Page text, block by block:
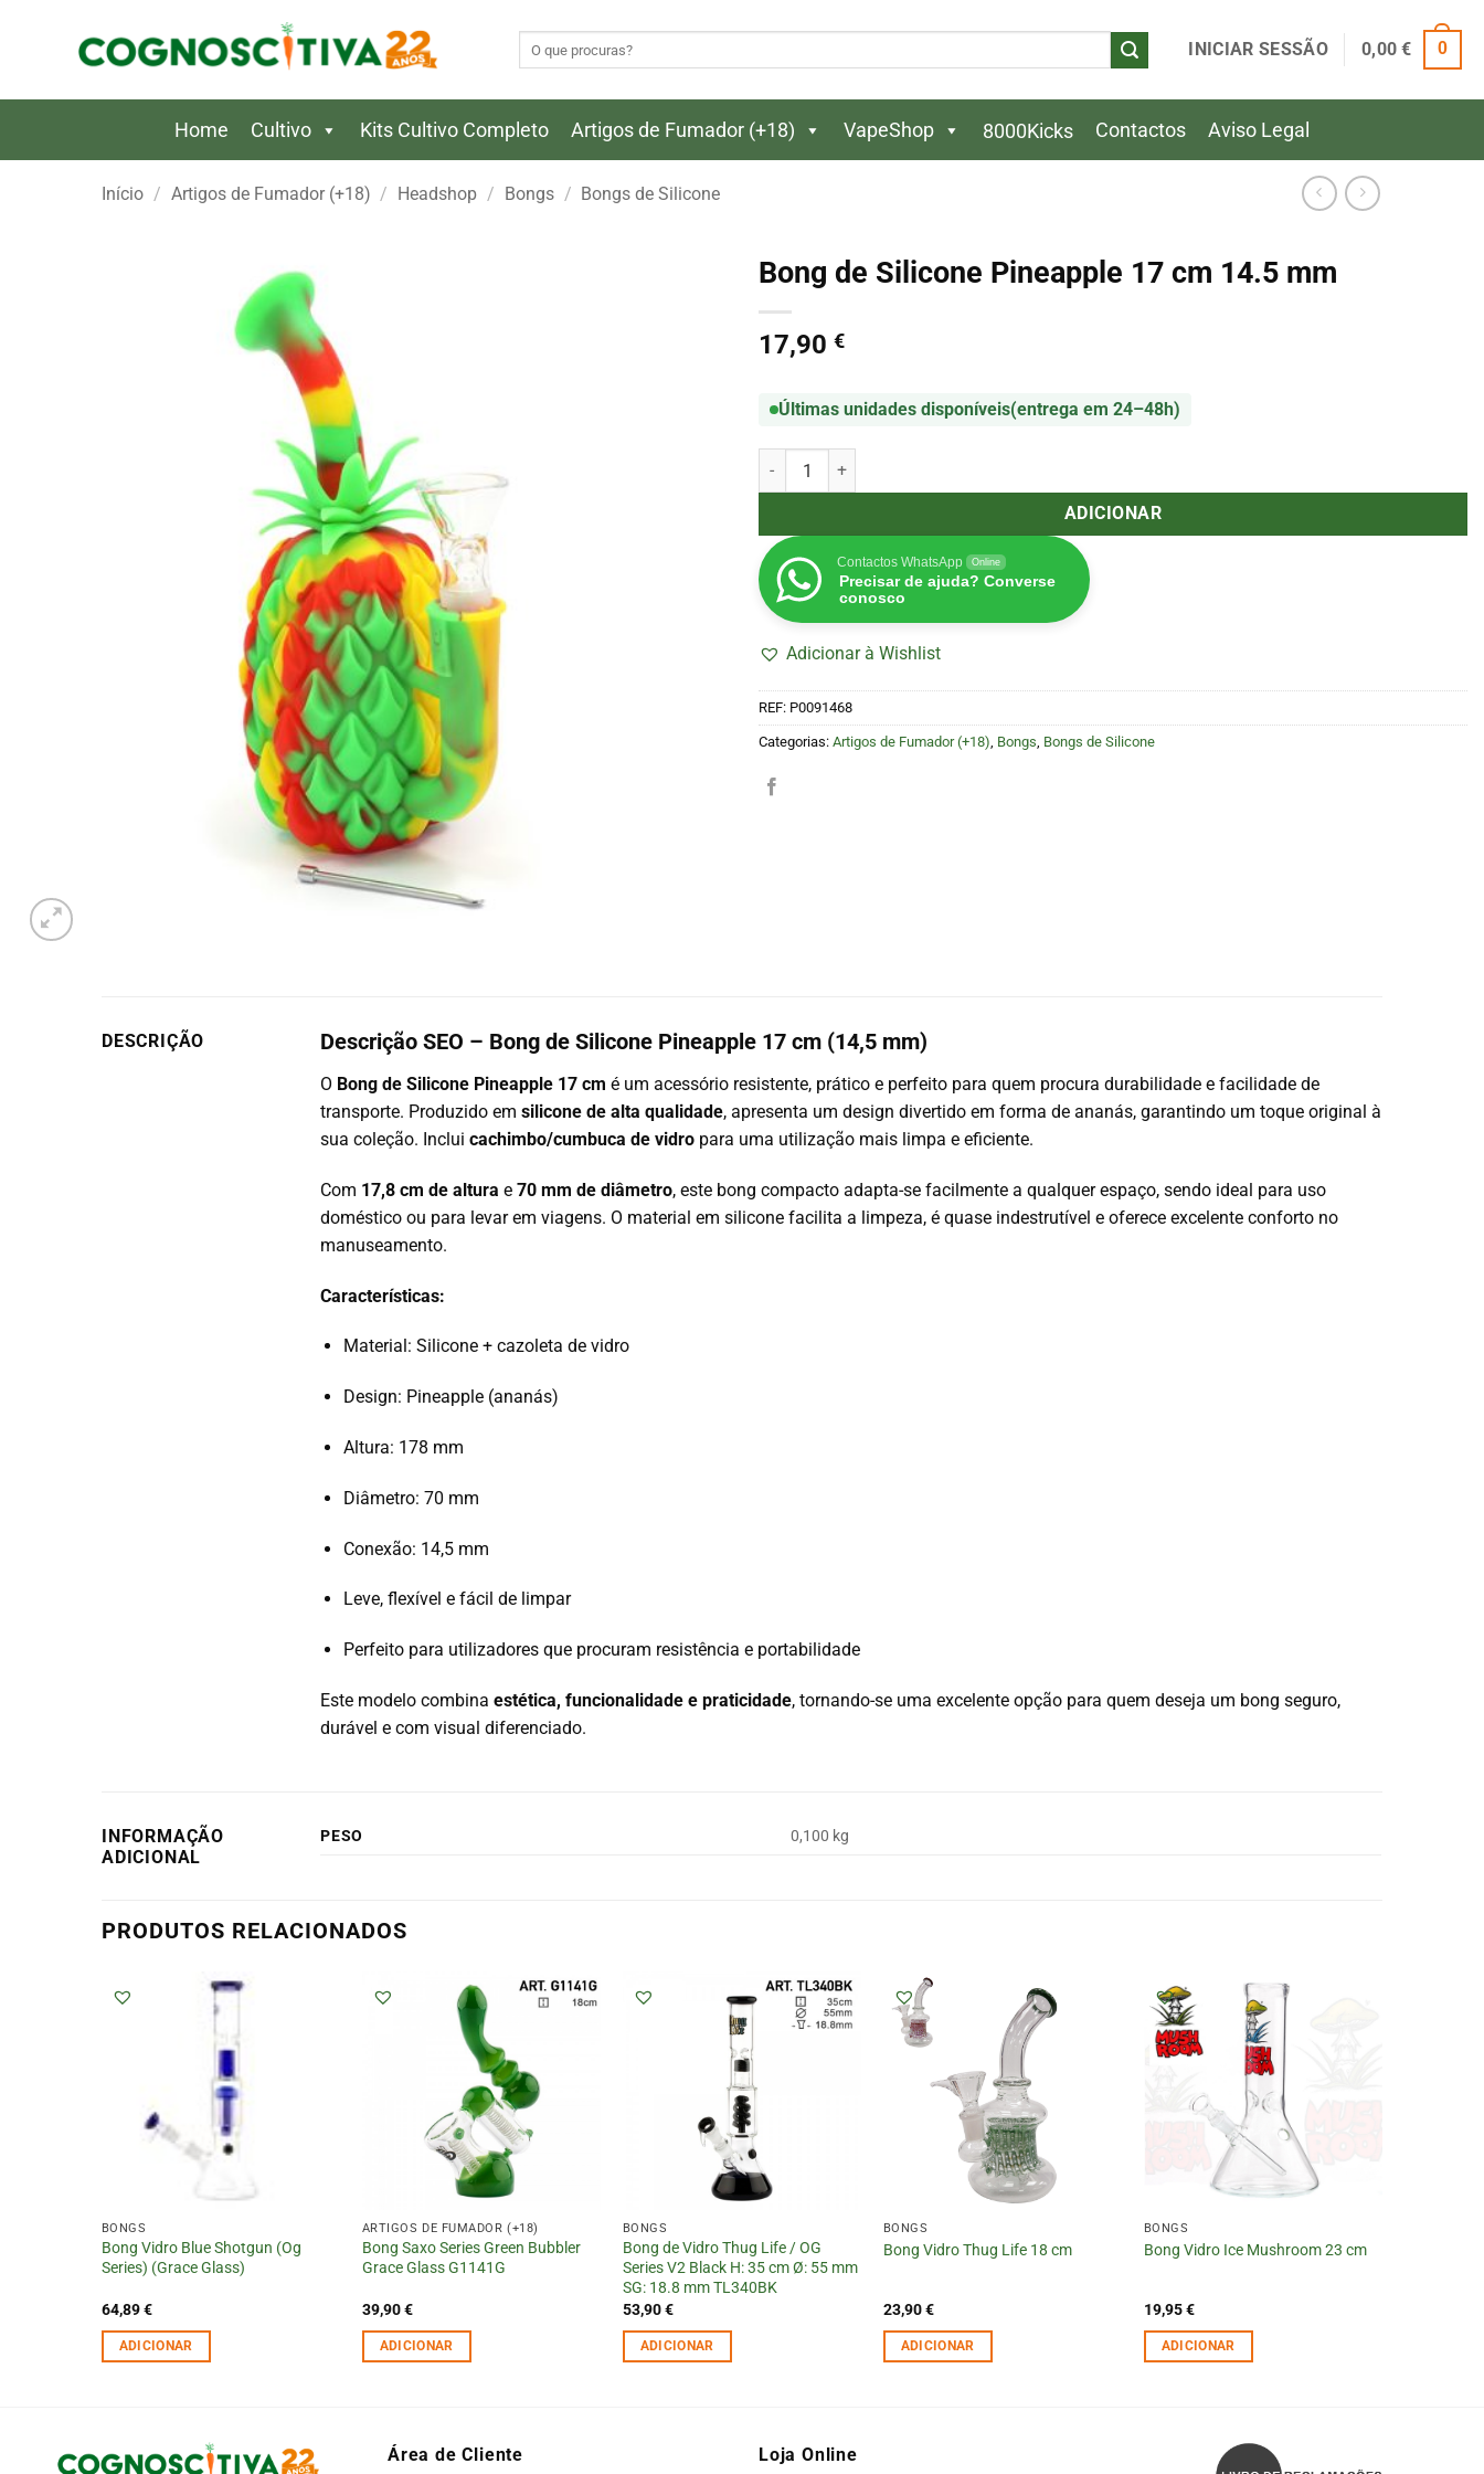
INICIAR SESSÃO 0,00€ 0
Home Cultivo Kits Cultivo Completo Artigos de Fumador (+18) VapeShop 8000Kicks Contactos Aviso Legal
Início / Artigos de Fumador (+18) / Headshop / Bongs / Bongs de Silicone
Bong de Silicone Pineapple 17 cm 14.5 mm
17,90 €
Últimas unidades disponíveis(entrega em 24–48h)
Quantidade de Bong de Silicone Pineapple 17 cm 14.5 mm
ADICIONAR
Contactos WhatsApp Online
Precisar de ajuda? Converse
conosco
Adicionar à Wishlist
REF: P0091468
Categorias: Artigos de Fumador (+18) Bongs Bongs de Silicone
DESCRIÇÃO Descrição SEO – Bong de Silicone Pineapple 17 cm (14,5 mm)
O Bong de Silicone Pineapple 17 cm é um acessório resistente, prático e perfeito para quem procura durabilidade e facilidade de
transporte. Produzido emsilicone de alta qualidade, apresenta um design divertido em forma de ananás, garantindo um toque original à
sua coleção. Incluicachimbo/cumbuca de vidro para uma utilização mais limpa e eficiente.
Com 17,8 cm de altura e70 mm de diâmetro, este bong compacto adapta-se facilmente a qualquer espaço, sendo ideal para uso
doméstico ou para levar em viagens. O material em silicone facilita a limpeza, é quase indestrutível e oferece excelente conforto no
manuseamento.
Características:
Material: Silicone + cazoleta de vidro
Design: Pineapple (ananás)
Altura: 178 mm
Diâmetro: 70 mm
Conexão: 14,5 mm
Leve, flexível e fácil de limpar
Perfeito para utilizadores que procuram resistência e portabilidade
Este modelo combinaestética, funcionalidade e praticidade, tornando-se uma excelente opção para quem deseja um bong seguro,
durável e com visual diferenciado.
INFORMAÇÃO
ADICIONAL
PESO 0,100 kg
PRODUTOS RELACIONADOS
BONGS
Bong Vidro Blue Shotgun (Og
Series) (Grace Glass)
64,89€
ADICIONAR
ARTIGOS DE FUMADOR (+18)
Bong Saxo Series Green Bubbler
Grace Glass G1141G
39,90€
ADICIONAR
BONGS
Bong de Vidro Thug Life / OG
Series V2 Black H: 35 cm Ø: 55 mm
SG: 18.8 mm TL340BK
53,90€
ADICIONAR
BONGS
Bong Vidro Thug Life 18 cm
23,90€
ADICIONAR
BONGS
Bong Vidro Ice Mushroom 23 cm
19,95€
ADICIONAR
Área de Cliente Loja Online